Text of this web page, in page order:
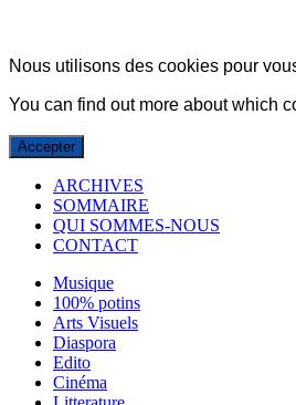
Nous utilisons des cookies pour
You can find out more about which
Accepter
ARCHIVES
SOMMAIRE
QUI SOMMES-NOUS
CONTACT
Musique
100% potins
Arts Visuels
Diaspora
Edito
Cinéma